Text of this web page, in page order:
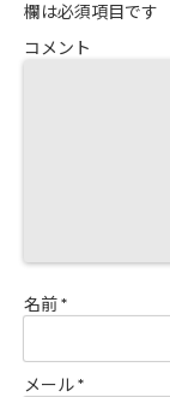
欄は必須項目です
コメント
名前*
メール*